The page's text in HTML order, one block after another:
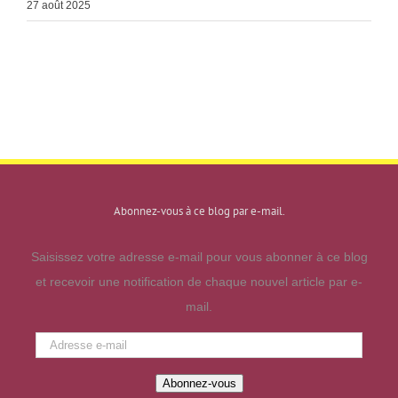
27 août 2025
Abonnez-vous à ce blog par e-mail.
Saisissez votre adresse e-mail pour vous abonner à ce blog
et recevoir une notification de chaque nouvel article par e-
mail.
Adresse
Abonnez-vous